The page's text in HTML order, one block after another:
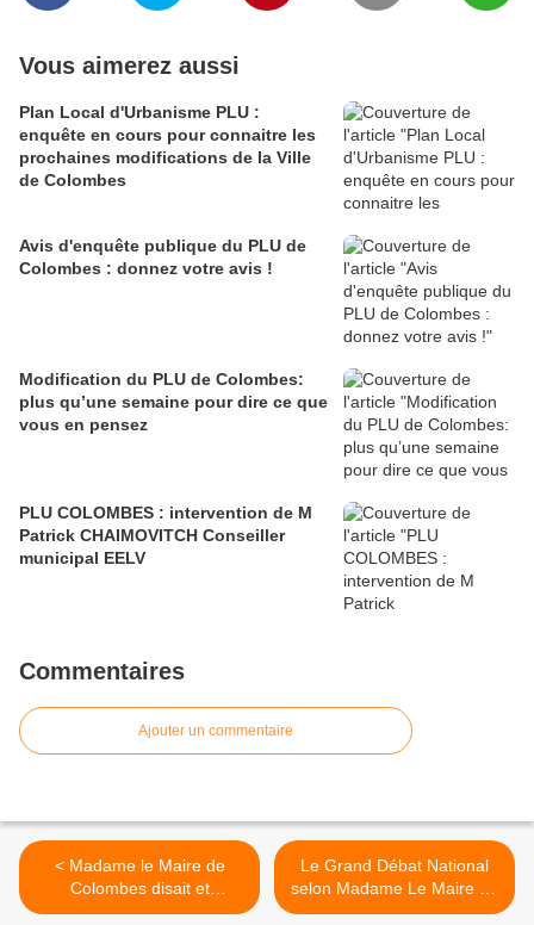
Vous aimerez aussi
Plan Local d'Urbanisme PLU :
enquête en cours pour connaitre les
prochaines modifications de la Ville
de Colombes
Avis d'enquête publique du PLU de
Colombes : donnez votre avis !
Modification du PLU de Colombes:
plus qu’une semaine pour dire ce que
vous en pensez
PLU COLOMBES : intervention de M
Patrick CHAIMOVITCH Conseiller
municipal EELV
Commentaires
Ajouter un commentaire
< Madame le Maire de
Colombes disait et
écrivait,...
Le Grand Débat National
selon Madame Le Maire de
Colombes : un petit bureau